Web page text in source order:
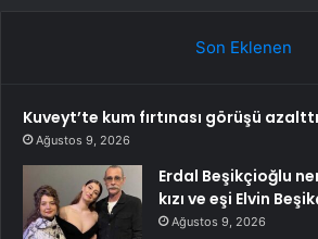
Son Eklenen
Kuveyt’te kum fırtınası görüşü azalttı
Ağustos 9, 2026
Erdal Beşikçioğlu
kızı ve eşi Elvin
Ağustos 9, 2026